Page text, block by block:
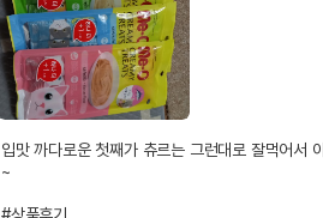
입맛 까다로운 첫째가 츄르는 그런대로 잘먹어서
~